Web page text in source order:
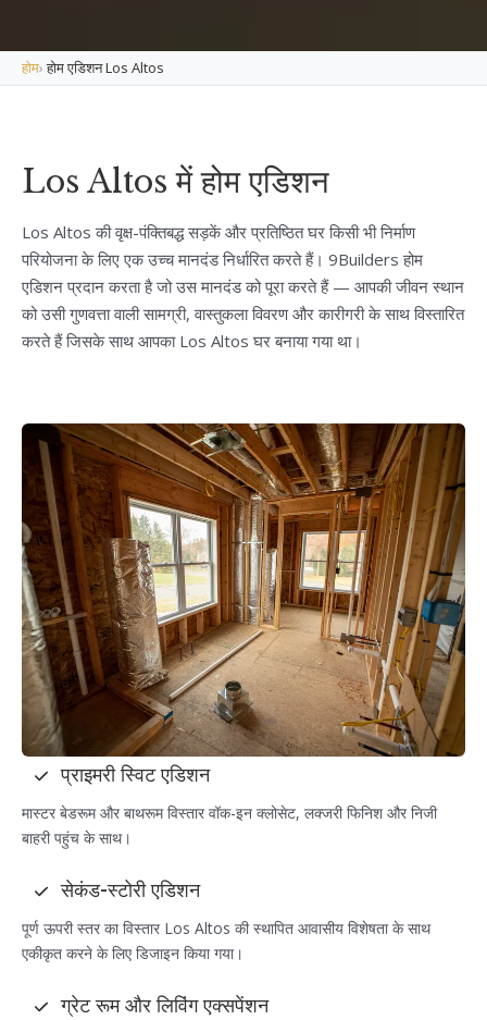
होम›होम एडिशन Los Altos
Los Altos में होम एडिशन
Los Altos की वृक्ष-पंक्तिबद्ध सड़कें और प्रतिष्ठित घर किसी भी निर्माण
परियोजना के लिए एक उच्च मानदंड निर्धारित करते हैं। 9Builders होम
एडिशन प्रदान करता है जो उस मानदंड को पूरा करते हैं — आपकी जीवन स्थान
को उसी गुणवत्ता वाली सामग्री, वास्तुकला विवरण और कारीगरी के साथ विस्तारित
करते हैं जिसके साथ आपका Los Altos घर बनाया गया था।
प्राइमरी स्विट एडिशन
मास्टर बेडरूम और बाथरूम विस्तार वॉक-इन क्लोसेट, लक्जरी फिनिश और निजी
बाहरी पहुंच के साथ।
सेकंड-स्टोरी एडिशन
पूर्ण ऊपरी स्तर का विस्तार Los Altos की स्थापित आवासीय विशेषता के साथ
एकीकृत करने के लिए डिजाइन किया गया।
ग्रेट रूम और लिविंग एक्सपेंशन